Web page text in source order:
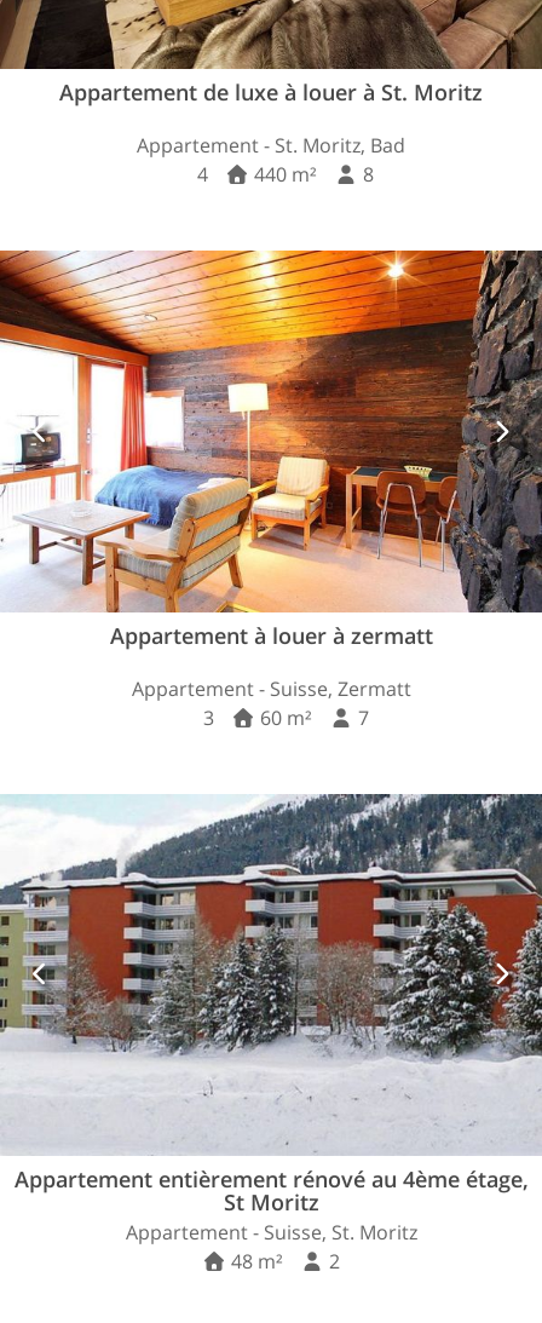
Appartement de luxe à louer à St. Moritz
Appartement - St. Moritz, Bad
4
440 m² 8
Appartement à louer à zermatt
Appartement - Suisse, Zermatt
3
60 m² 7
Appartement entièrement rénové au 4ème étage,
St Moritz
Appartement - Suisse, St. Moritz
48 m²
2